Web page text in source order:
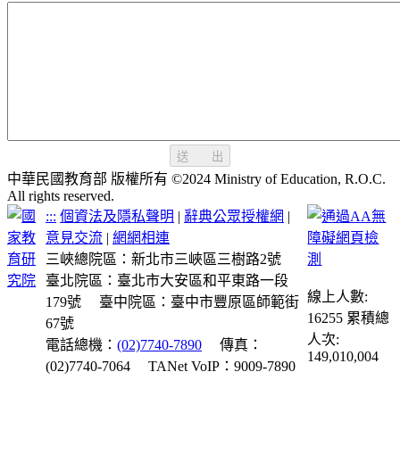
送 出
中華民國教育部 版權所有 ©2024 Ministry of Education, R.O.C.
All rights reserved.
::: 個資法及隱私聲明 | 辭典公眾授權網 |
意見交流 |網網相連
三峽總院區：新北市三峽區三樹路2號
臺北院區：臺北市大安區和平東路一段
179號
臺中院區：臺中市豐原區師範街
67號
電話總機：(02)7740-7890
傳真：
(02)7740-7064
TANet VoIP：9009-7890
線上人數:
16255 累積總
人次:
149,010,004